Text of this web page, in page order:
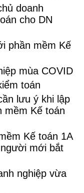
doanh
cho DN
phần mềm Kế
mùa COVID
toán
lưu ý khi lập
mềm Kế toán
Kế toán 1A
mới bắt
nghiệp vừa